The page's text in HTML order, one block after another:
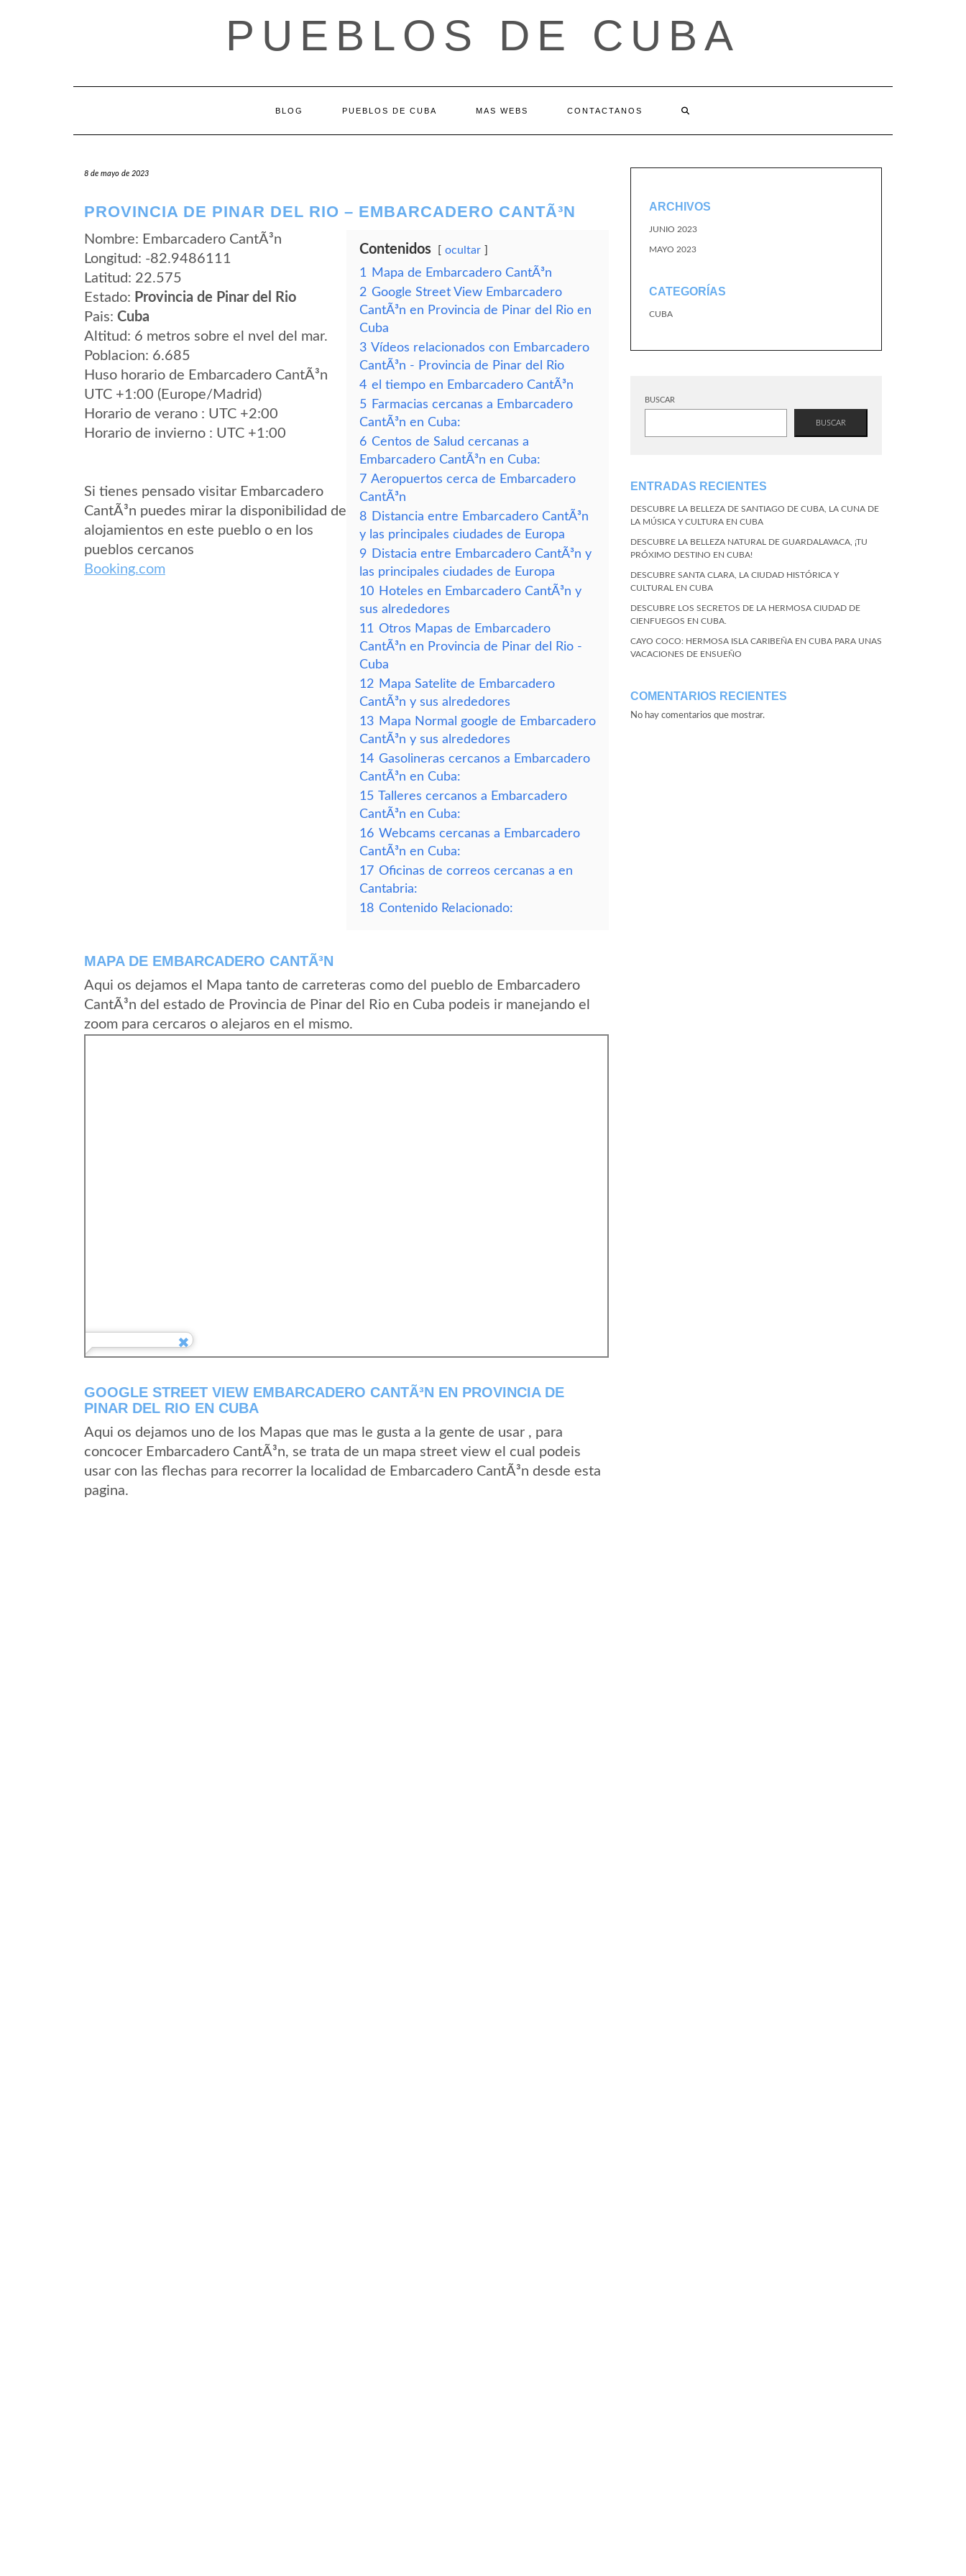
PUEBLOS DE CUBA
BLOG PUEBLOS DE CUBA MAS WEBS CONTACTANOS
8 de mayo de 2023
PROVINCIA DE PINAR DEL RIO – EMBARCADERO CANTÃ³N
Nombre: Embarcadero CantÃ³n
Longitud: -82.9486111
Latitud: 22.575
Estado: Provincia de Pinar del Rio
Pais: Cuba
Altitud: 6 metros sobre el nvel del mar.
Poblacion: 6.685
Huso horario de Embarcadero CantÃ³n
UTC +1:00 (Europe/Madrid)
Horario de verano : UTC +2:00
Horario de invierno : UTC +1:00
Si tienes pensado visitar Embarcadero
CantÃ³n puedes mirar la disponibilidad de
alojamientos en este pueblo o en los
pueblos cercanos
Booking.com
Contenidos ocultar
1
Mapa de Embarcadero CantÃ³n
2 Google Street View Embarcadero
CantÃ³n en Provincia de Pinar del Rio en
Cuba
3 Vídeos relacionados con Embarcadero
CantÃ³n - Provincia de Pinar del Rio
4 el tiempo en Embarcadero CantÃ³n
5 Farmacias cercanas a Embarcadero
CantÃ³n en Cuba:
6 Centos de Salud cercanas a
Embarcadero CantÃ³n en Cuba:
7 Aeropuertos cerca de Embarcadero
CantÃ³n
8 Distancia entre Embarcadero CantÃ³n
y las principales ciudades de Europa
9 Distacia entre Embarcadero CantÃ³n y
las principales ciudades de Europa
10 Hoteles en Embarcadero CantÃ³n y
sus alrededores
11 Otros Mapas de Embarcadero
CantÃ³n en Provincia de Pinar del Rio -
Cuba
12 Mapa Satelite de Embarcadero
CantÃ³n y sus alrededores
13 Mapa Normal google de Embarcadero
CantÃ³n y sus alrededores
14 Gasolineras cercanos a Embarcadero
CantÃ³n en Cuba:
15 Talleres cercanos a Embarcadero
CantÃ³n en Cuba:
16 Webcams cercanas a Embarcadero
CantÃ³n en Cuba:
17 Oficinas de correos cercanas a en
Cantabria:
18 Contenido Relacionado:
MAPA DE EMBARCADERO CANTÃ³N
Aqui os dejamos el Mapa tanto de carreteras como del pueblo de Embarcadero
CantÃ³n del estado de Provincia de Pinar del Rio en Cuba podeis ir manejando el
zoom para cercaros o alejaros en el mismo.
GOOGLE STREET VIEW EMBARCADERO CANTÃ³N EN PROVINCIA DE
PINAR DEL RIO EN CUBA
Aqui os dejamos uno de los Mapas que mas le gusta a la gente de usar , para
concocer Embarcadero CantÃ³n, se trata de un mapa street view el cual podeis
usar con las flechas para recorrer la localidad de Embarcadero CantÃ³n desde esta
pagina.
ARCHIVOS
JUNIO 2023
MAYO 2023
CATEGORÍAS
CUBA
BUSCAR
BUSCAR
ENTRADAS RECIENTES
DESCUBRE LA BELLEZA DE SANTIAGO DE CUBA, LA CUNA DE
LA MÚSICA Y CULTURA EN CUBA
DESCUBRE LA BELLEZA NATURAL DE GUARDALAVACA, ¡TU
PRÓXIMO DESTINO EN CUBA!
DESCUBRE SANTA CLARA, LA CIUDAD HISTÓRICA Y
CULTURAL EN CUBA
DESCUBRE LOS SECRETOS DE LA HERMOSA CIUDAD DE
CIENFUEGOS EN CUBA.
CAYO COCO: HERMOSA ISLA CARIBEÑA EN CUBA PARA UNAS
VACACIONES DE ENSUEÑO
COMENTARIOS RECIENTES
No hay comentarios que mostrar.